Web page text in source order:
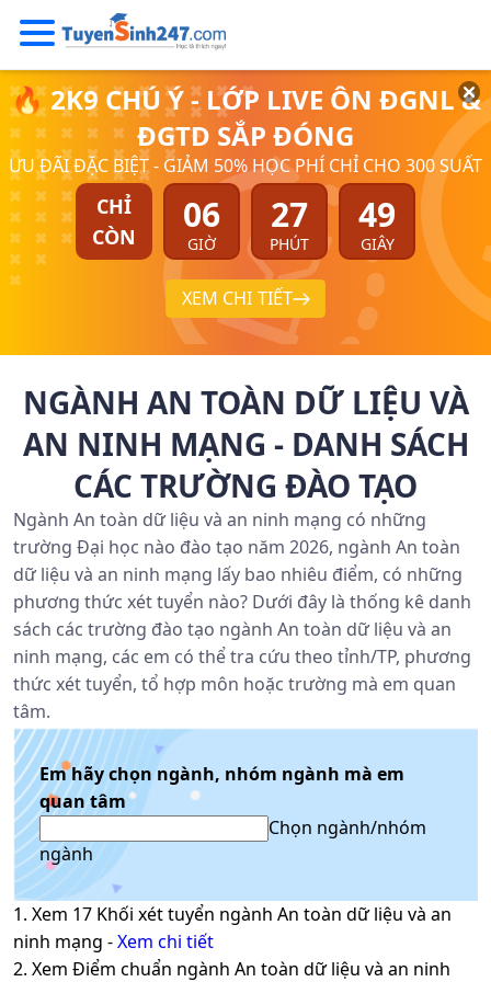
🔥 2K9 CHÚ Ý - LỚP LIVE ÔN ĐGNL &
ĐGTD SẮP ĐÓNG
ƯU ĐÃI ĐẶC BIỆT - GIẢM 50% HỌC PHÍ CHỈ CHO 300 SUẤT
CHỈ
CÒN
06
GIỜ
27
PHÚT
49
GIÂY
XEM CHI TIẾT
NGÀNH AN TOÀN DỮ LIỆU VÀ
AN NINH MẠNG - DANH SÁCH
CÁC TRƯỜNG ĐÀO TẠO
Ngành An toàn dữ liệu và an ninh mạng có những
trường Đại học nào đào tạo năm 2026, ngành An toàn
dữ liệu và an ninh mạng lấy bao nhiêu điểm, có những
phương thức xét tuyển nào? Dưới đây là thống kê danh
sách các trường đào tạo ngành An toàn dữ liệu và an
ninh mạng, các em có thể tra cứu theo tỉnh/TP, phương
thức xét tuyển, tổ hợp môn hoặc trường mà em quan
tâm.
Em hãy chọn ngành, nhóm ngành mà em
quan tâm
Chọn ngành/nhóm
ngành
1. Xem 17 Khối xét tuyển ngành An toàn dữ liệu và an
ninh mạng -Xem chi tiết
2. Xem Điểm chuẩn ngành An toàn dữ liệu và an ninh